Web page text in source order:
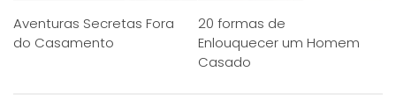
Aventuras Secretas Fora
do Casamento
20 formas de
Enlouquecer um Homem
Casado